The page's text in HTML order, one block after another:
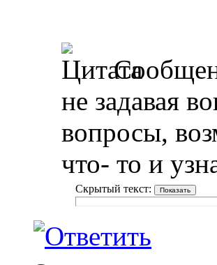
не задавая
вопросы,
что- то и
Скрытый текст: